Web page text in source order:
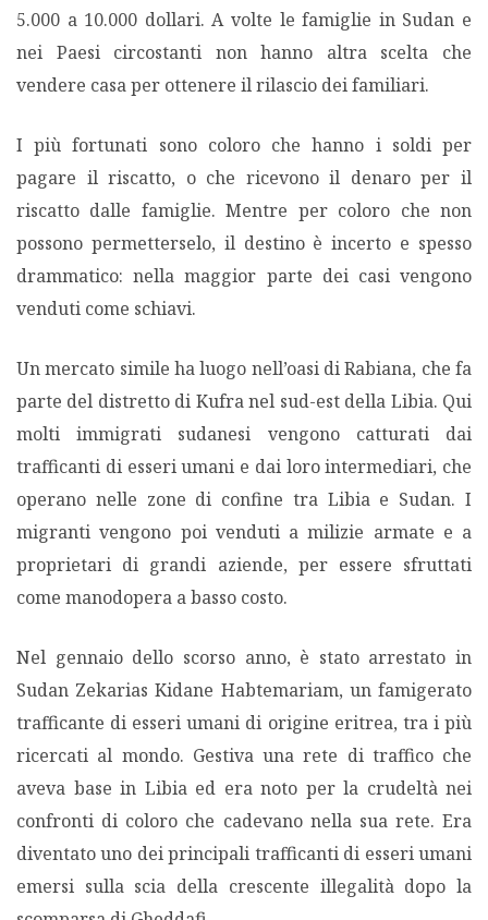
5.000 a 10.000 dollari. A volte le famiglie in Sudan e
nei Paesi circostanti non hanno altra scelta che
vendere casa per ottenere il rilascio dei familiari.
I più fortunati sono coloro che hanno i soldi per
pagare il riscatto, o che ricevono il denaro per il
riscatto dalle famiglie. Mentre per coloro che non
possono permetterselo, il destino è incerto e spesso
drammatico: nella maggior parte dei casi vengono
venduti come schiavi.
Un mercato simile ha luogo nell’oasi di Rabiana, che fa
parte del distretto di Kufra nel sud-est della Libia. Qui
molti immigrati sudanesi vengono catturati dai
trafficanti di esseri umani e dai loro intermediari, che
operano nelle zone di confine tra Libia e Sudan. I
migranti vengono poi venduti a milizie armate e a
proprietari di grandi aziende, per essere sfruttati
come manodopera a basso costo.
Nel gennaio dello scorso anno, è stato arrestato in
Sudan Zekarias Kidane Habtemariam, un famigerato
trafficante di esseri umani di origine eritrea, tra i più
ricercati al mondo. Gestiva una rete di traffico che
aveva base in Libia ed era noto per la crudeltà nei
confronti di coloro che cadevano nella sua rete. Era
diventato uno dei principali trafficanti di esseri umani
emersi sulla scia della crescente illegalità dopo la